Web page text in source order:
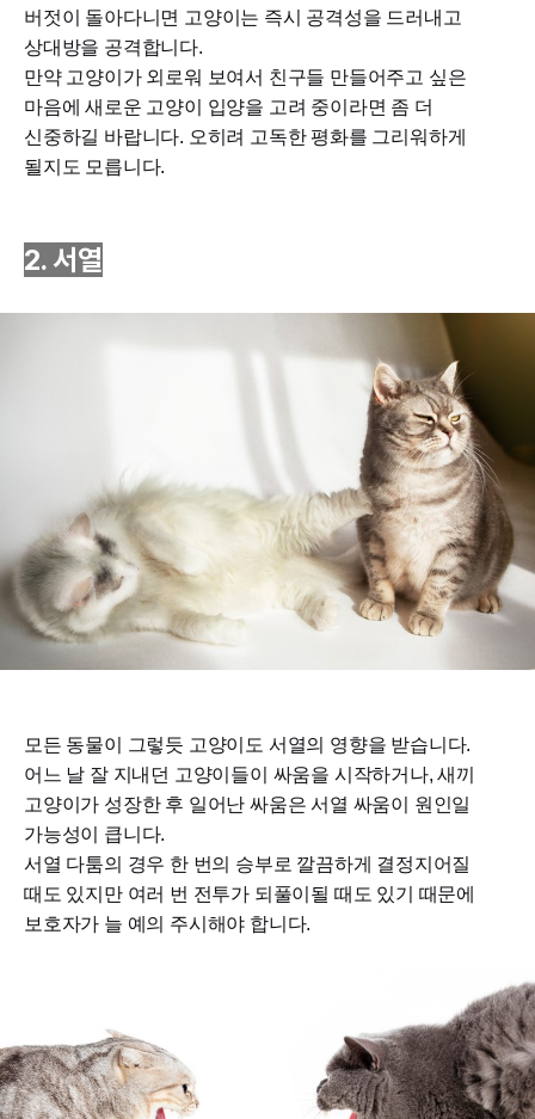
버젓이 돌아다니면 고양이는 즉시 공격성을 드러내고
상대방을 공격합니다.
만약 고양이가 외로워 보여서 친구들 만들어주고 싶은
마음에 새로운 고양이 입양을 고려 중이라면 좀 더
신중하길 바랍니다. 오히려 고독한 평화를 그리워하게
될지도 모릅니다.
2. 서열
모든 동물이 그렇듯 고양이도 서열의 영향을 받습니다.
어느 날 잘 지내던 고양이들이 싸움을 시작하거나, 새끼
고양이가 성장한 후 일어난 싸움은 서열 싸움이 원인일
가능성이 큽니다.
서열 다툼의 경우 한 번의 승부로 깔끔하게 결정지어질
때도 있지만 여러 번 전투가 되풀이될 때도 있기 때문에
보호자가 늘 예의 주시해야 합니다.